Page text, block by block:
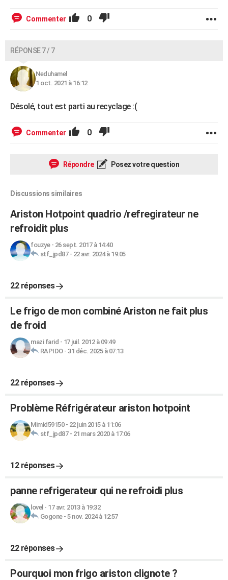
Commenter 0
RÉPONSE 7 / 7
Neduhamel
1 oct. 2021 à 16:12
Désolé, tout est parti au recyclage :(
Commenter 0
Répondre Posez votre question
Discussions similaires
Ariston Hotpoint quadrio /refregirateur ne
refroidit plus
fouzye- 26 sept. 2017 à 14:40
stf_jpd87- 22 avr. 2024 à 19:05
22 réponses
Le frigo de mon combiné Ariston ne fait plus
de froid
mazi farid - 17 juil. 2012 à 09:49
RAPIDO- 31 déc. 2025 à 07:13
22 réponses
Problème Réfrigérateur ariston hotpoint
Mimid59150- 22 juin 2015 à 11:06
stf_jpd87- 21 mars 2020 à 17:06
12 réponses
panne refrigerateur qui ne refroidi plus
lovel - 17 avr. 2013 à 19:32
Gogone- 5 nov. 2024 à 12:57
22 réponses
Pourquoi mon frigo ariston clignote ?